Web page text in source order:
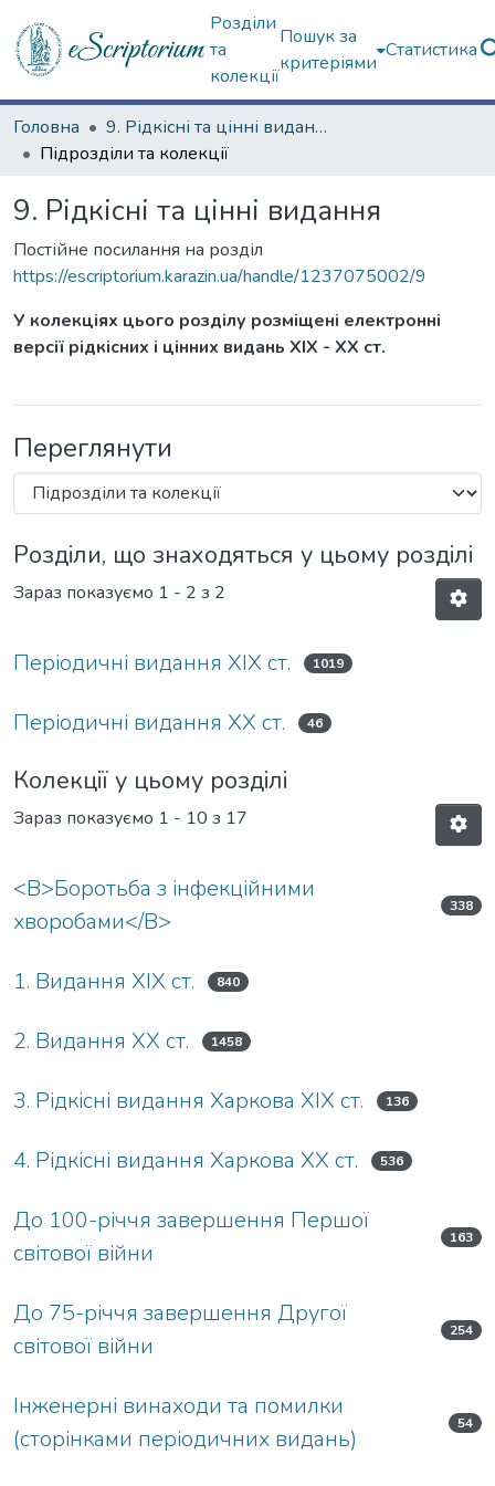
Розділи
та
колекції
Пошук за
критеріями
Статистика
Головна
9. Рідкісні та цінні видання
Підрозділи та колекції
9. Рідкісні та цінні видання
Постійне посилання на розділ
https://escriptorium.karazin.ua/handle/1237075002/9
У колекціях цього розділу розміщені електронні
версії рідкісних і цінних видань ХІХ - ХХ ст.
Переглянути
Розділи, що знаходяться у цьому розділі
Зараз показуємо 1 - 2 з 2
Періодичні видання ХІХ ст. 1019
Періодичні видання ХХ ст. 46
Колекції у цьому розділі
Зараз показуємо 1 - 10 з 17
<B>Боротьба з інфекційними
хворобами</B>
338
1. Видання ХІХ ст. 840
2. Видання ХХ ст. 1458
3. Рідкісні видання Харкова ХІХ ст. 136
4. Рідкісні видання Харкова ХХ ст. 536
До 100-річчя завершення Першої
світової війни
163
До 75-річчя завершення Другої
світової війни
254
Інженерні винаходи та помилки
(сторінками періодичних видань)
54